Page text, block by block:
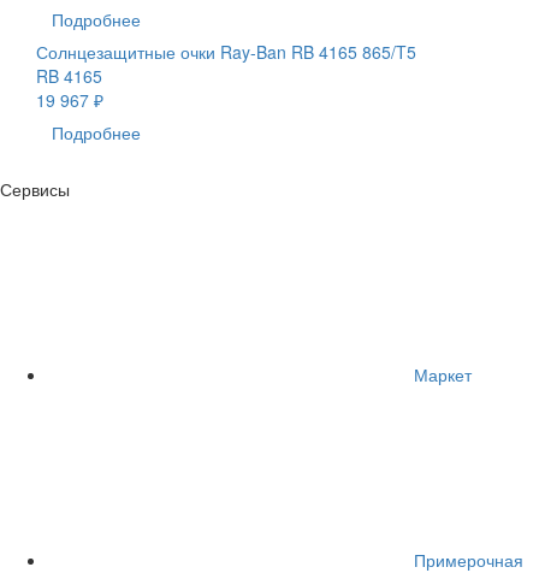
Подробнее
Солнцезащитные очки Ray-Ban RB 4165 865/T5
RB 4165
19 967 ₽
Подробнее
Сервисы
Маркет
Примерочная